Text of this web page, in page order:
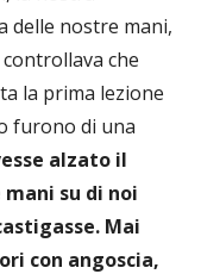
delle nostre mani,
che
la prima lezione
furono di una
alzato il
su di noi
Mai
con angoscia,